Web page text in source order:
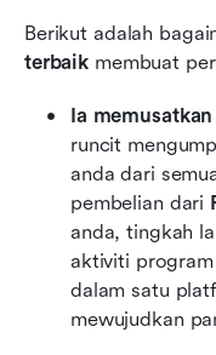
Berikut adalah
terbaik membuat
Ia
runcit
anda dari
pembelian dari
anda, tingkah
aktiviti
dalam satu
mewujudkan